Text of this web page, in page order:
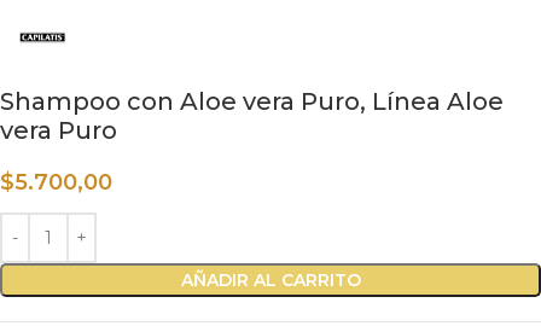
Shampoo con Aloe vera Puro, Línea Aloe
vera Puro
$5.700,00
AÑADIR AL CARRITO